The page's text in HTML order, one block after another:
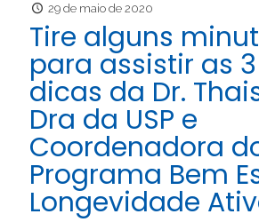
29 de maio de 2020
Tire alguns
para assistir as
dicas da Dr.
Dra da USP e
Coordenadora
Programa Bem
Longevidade